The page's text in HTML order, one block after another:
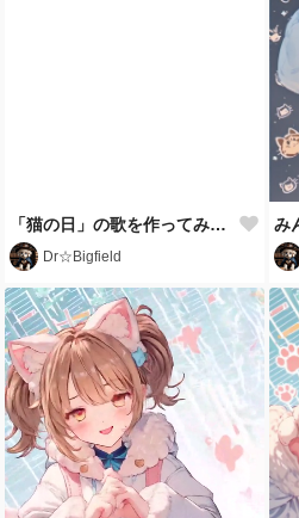
「猫の日」の歌を作ってみたよ😽💕
Dr☆Bigfield
み